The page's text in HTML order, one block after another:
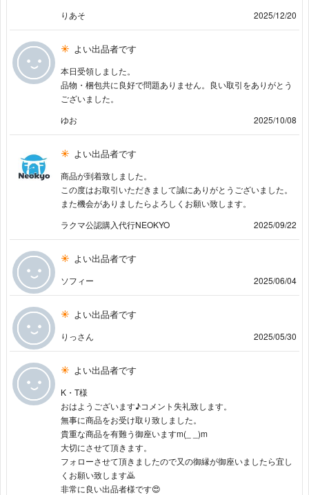
りあそ
2025/12/20
よい出品者です
本日受領しました。
品物・梱包共に良好で問題ありません。良い取引をありがとう
ございました。
ゆお
2025/10/08
よい出品者です
商品が到着致しました。
この度はお取引いただきまして誠にありがとうございました。
また機会がありましたらよろしくお願い致します。
ラクマ公認購入代行NEOKYO
2025/09/22
よい出品者です
ソフィー 2025/06/04
よい出品者です
りっさん 2025/05/30
よい出品者です
K・T様
おはようございます♪コメント失礼致します。
無事に商品をお受け取り致しました。
貴重な商品を有難う御座いますm(_ _)m
大切にさせて頂きます。
フォローさせて頂きましたので又の御縁が御座いましたら宜し
くお願い致します🙇
非常に良い出品者様です😍